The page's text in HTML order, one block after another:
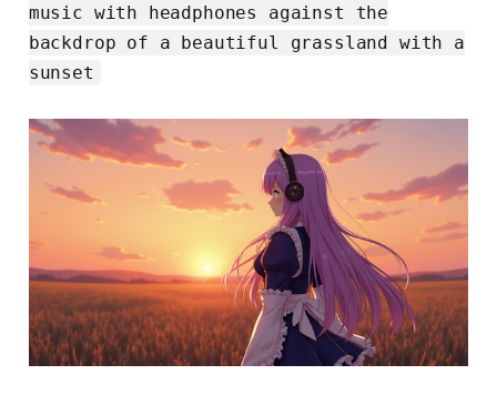
music with headphones against the
backdrop of a beautiful grassland with a
sunset